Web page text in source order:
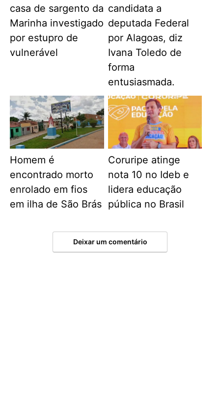
casa de sargento da
Marinha investigado
por estupro de
vulnerável
candidata a
deputada Federal
por Alagoas, diz
Ivana Toledo de
forma
entusiasmada.
Homem é
encontrado morto
enrolado em fios
em ilha de São Brás
Coruripe atinge
nota 10 no Ideb e
lidera educação
pública no Brasil
Deixar um comentário